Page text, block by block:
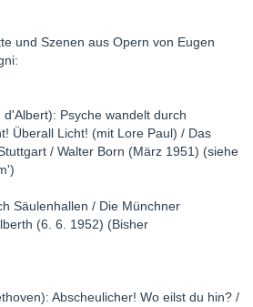
und Szenen aus Opern von Eugen
d'Albert): Psyche wandelt durch
Überall Licht! (mit Lore Paul) / Das
/ Walter Born (März 1951) (siehe
Säulenhallen / Die Münchner
(6. 6. 1952) (Bisher
Abscheulicher! Wo eilst du hin? /